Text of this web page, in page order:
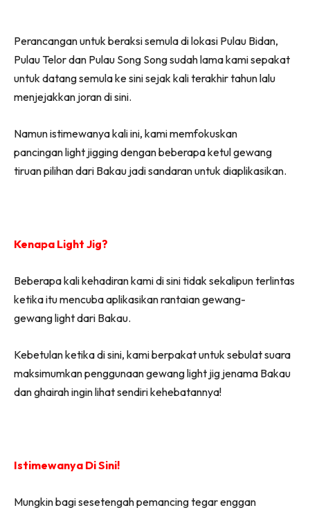
(Twitter)
Perancangan untuk beraksi semula di lokasi Pulau Bidan,
Pulau Telor dan Pulau Song Song sudah lama kami sepakat
untuk datang semula ke sini sejak kali terakhir tahun lalu
menjejakkan joran di sini.
Namun istimewanya kali ini, kami memfokuskan
pancingan light jigging dengan beberapa ketul gewang
tiruan pilihan dari Bakau jadi sandaran untuk diaplikasikan.
Kenapa Light Jig?
Beberapa kali kehadiran kami di sini tidak sekalipun terlintas
ketika itu mencuba aplikasikan rantaian gewang-
gewang light dari Bakau.
Kebetulan ketika di sini, kami berpakat untuk sebulat suara
maksimumkan penggunaan gewang light jig jenama Bakau
dan ghairah ingin lihat sendiri kehebatannya!
Istimewanya Di Sini!
Mungkin bagi sesetengah pemancing tegar enggan